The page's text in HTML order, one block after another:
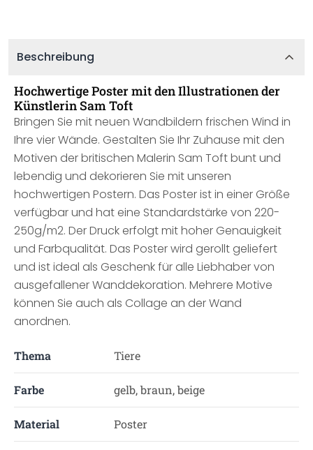
Beschreibung
Hochwertige Poster mit den Illustrationen der
Künstlerin Sam Toft
Bringen Sie mit neuen Wandbildern frischen Wind in
Ihre vier Wände. Gestalten Sie Ihr Zuhause mit den
Motiven der britischen Malerin Sam Toft bunt und
lebendig und dekorieren Sie mit unseren
hochwertigen Postern. Das Poster ist in einer Größe
verfügbar und hat eine Standardstärke von 220-
250g/m2. Der Druck erfolgt mit hoher Genauigkeit
und Farbqualität. Das Poster wird gerollt geliefert
und ist ideal als Geschenk für alle Liebhaber von
ausgefallener Wanddekoration. Mehrere Motive
können Sie auch als Collage an der Wand
anordnen.
Thema Tiere
Farbe gelb, braun, beige
Material Poster